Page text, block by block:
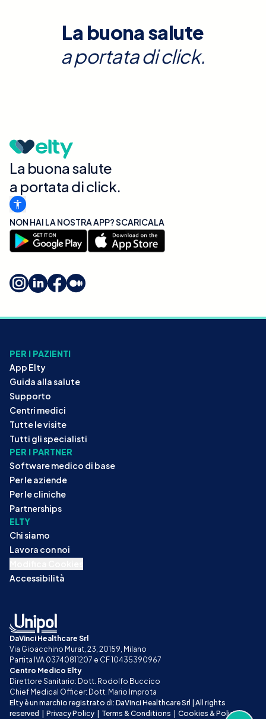
La buona salute
a portata di click.
La buona salute
a portata di click.
NON HAI LA NOSTRA APP? SCARICALA
PER I PAZIENTI
App Elty
Guida alla salute
Supporto
Centri medici
Tutte le visite
Tutti gli specialisti
PER I PARTNER
Software medico di base
Per le aziende
Per le cliniche
Partnerships
ELTY
Chi siamo
Lavora con noi
Accessibilità
DaVinci Healthcare Srl
Via Gioacchino Murat, 23, 20159, Milano
Partita IVA 03740811207 e CF 10435390967
Centro Medico Elty
Direttore Sanitario: Dott. Rodolfo Buccico
Chief Medical Officer: Dott. Mario Improta
Elty è un marchio registrato di: DaVinci Healthcare Srl | All rights
reserved | Privacy Policy | Terms & Conditions | Cookies & Policy